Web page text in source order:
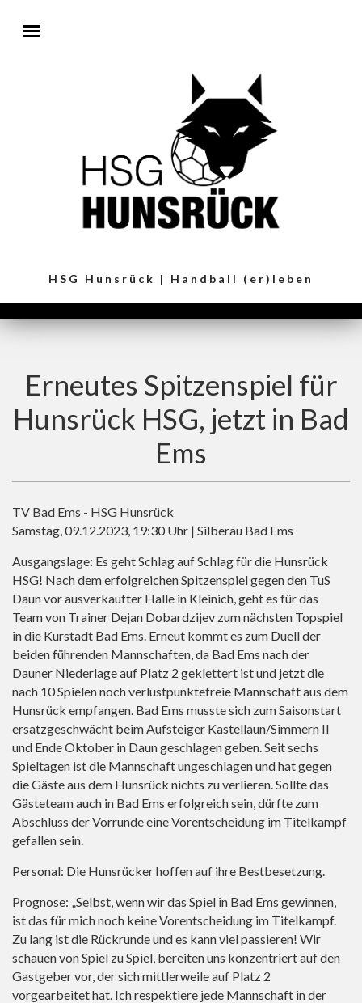
HSG Hunsrück | Handball (er)leben
Erneutes Spitzenspiel für
Hunsrück HSG, jetzt in Bad
Ems
TV Bad Ems - HSG Hunsrück
Samstag, 09.12.2023, 19:30 Uhr | Silberau Bad Ems
Ausgangslage: Es geht Schlag auf Schlag für die Hunsrück
HSG! Nach dem erfolgreichen Spitzenspiel gegen den TuS
Daun vor ausverkaufter Halle in Kleinich, geht es für das
Team von Trainer Dejan Dobardzijev zum nächsten Topspiel
in die Kurstadt Bad Ems. Erneut kommt es zum Duell der
beiden führenden Mannschaften, da Bad Ems nach der
Dauner Niederlage auf Platz 2 geklettert ist und jetzt die
nach 10 Spielen noch verlustpunktefreie Mannschaft aus dem
Hunsrück empfangen. Bad Ems musste sich zum Saisonstart
ersatzgeschwächt beim Aufsteiger Kastellaun/Simmern II
und Ende Oktober in Daun geschlagen geben. Seit sechs
Spieltagen ist die Mannschaft ungeschlagen und hat gegen
die Gäste aus dem Hunsrück nichts zu verlieren. Sollte das
Gästeteam auch in Bad Ems erfolgreich sein, dürfte zum
Abschluss der Vorrunde eine Vorentscheidung im Titelkampf
gefallen sein.
Personal: Die Hunsrücker hoffen auf ihre Bestbesetzung.
Prognose: „Selbst, wenn wir das Spiel in Bad Ems gewinnen,
ist das für mich noch keine Vorentscheidung im Titelkampf.
Zu lang ist die Rückrunde und es kann viel passieren! Wir
schauen von Spiel zu Spiel, bereiten uns konzentriert auf den
Gastgeber vor, der sich mittlerweile auf Platz 2
vorgearbeitet hat. Ich respektiere jede Mannschaft in der